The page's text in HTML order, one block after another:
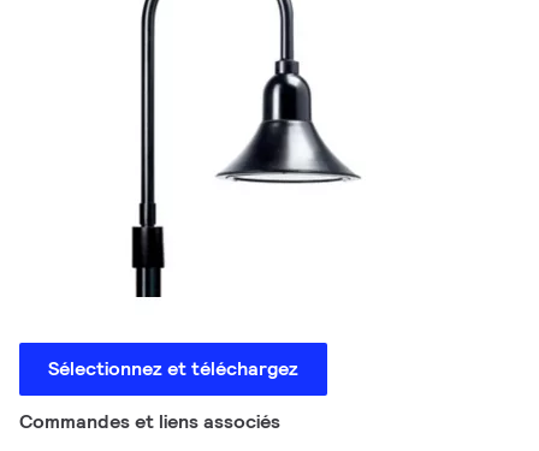
Sélectionnez et téléchargez
Commandes et liens associés